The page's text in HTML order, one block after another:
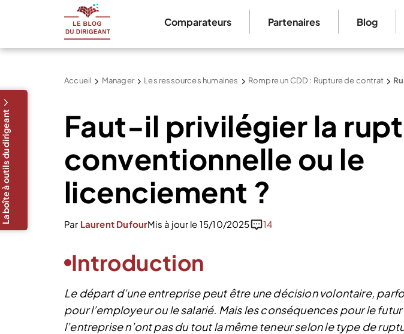
Comparateurs Partenaires Blog
Accueil Manager Les ressources humaines Rompre un CDD : Rupture de contrat
Faut-il privilégier la
conventionnelle ou le
licenciement ?
Par Laurent DufourMis à jour le 15/10/2025 14
Introduction
Le départ d’une entreprise peut être une décision volontaire,
pour l’employeur ou le salarié. Mais les conséquences pour le
l’entreprise n’ont pas du tout la même teneur selon le type de
La boîte à outils du dirigeant